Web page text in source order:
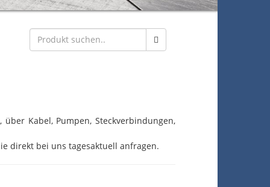
Kabel, Pumpen, Steckverbindungen,
direkt bei uns tagesaktuell anfragen.